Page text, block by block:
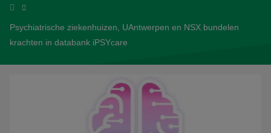
Home
Psychiatrische ziekenhuizen, UAntwerpen en NSX bundelen
krachten in databank iPSYcare